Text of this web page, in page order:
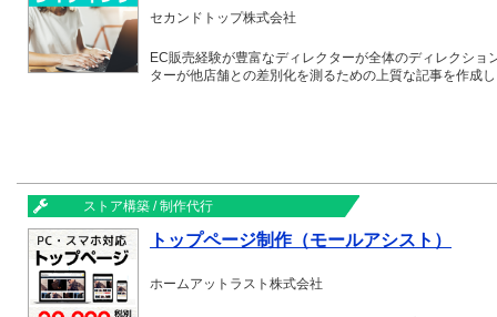
セカンドトップ株式会社
EC販売経験が豊富なディレクターが全体のディレクシ
ターが他店舗との差別化を測るための上質な記事を作成
ストア構築 / 制作代行
トップページ制作（モールアシスト）
ホームアットラスト株式会社